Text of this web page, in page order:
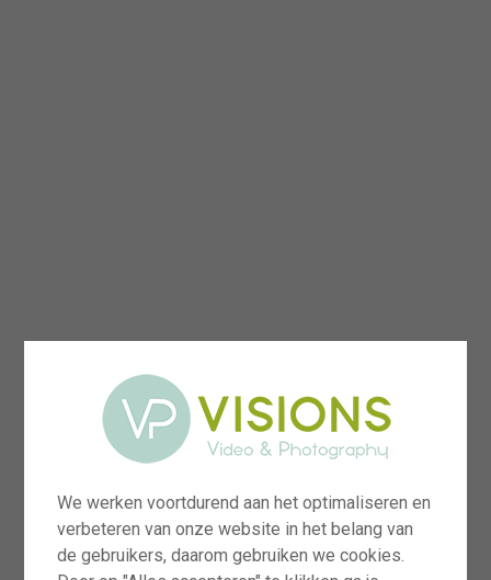
We werken voortdurend aan het optimaliseren en
verbeteren van onze website in het belang van
de gebruikers, daarom gebruiken we cookies.